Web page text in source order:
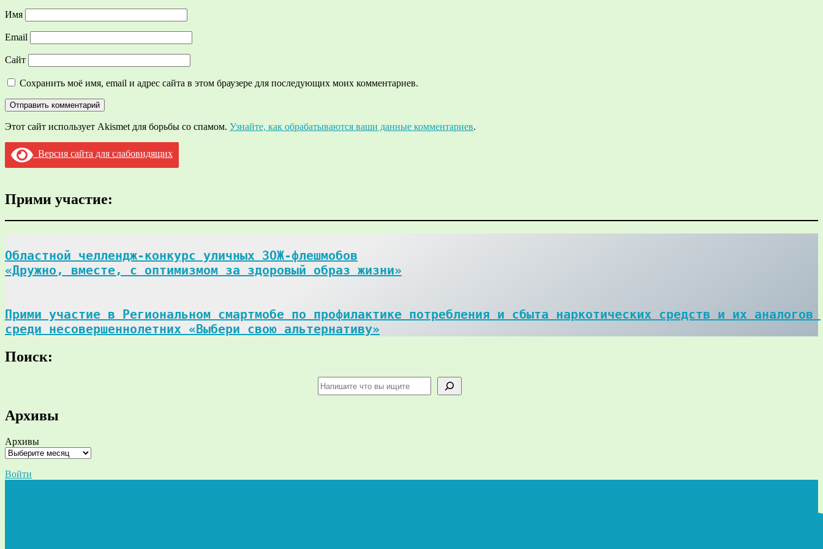
Имя
Email
Сайт
Сохранить моё имя, email и адрес сайта в этом браузере для последующих моих комментариев.
Этот сайт использует Akismet для борьбы со спамом. Узнайте, как обрабатываются ваши данные комментариев.
Версия сайта для слабовидящих
Прими участие:
Областной челлендж-конкурс уличных ЗОЖ-флешмобов
«Дружно, вместе, с оптимизмом за здоровый образ жизни»
Прими участие в Региональном смартмобе по профилактике потребления и сбыта наркотических средств и их аналогов
среди несовершеннолетних «Выбери свою альтернативу»
Поиск:
Архивы
Архивы
Войти